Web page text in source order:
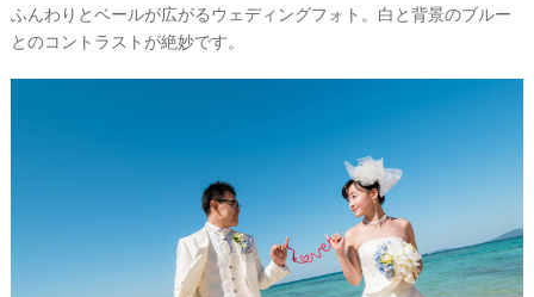
ふんわりとベールが広がるウェディングフォト。白と背景のブルー
とのコントラストが絶妙です。